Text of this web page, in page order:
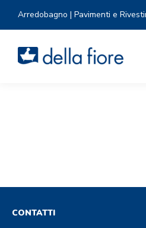
Arredobagno | Pavimenti e
CONTATTI